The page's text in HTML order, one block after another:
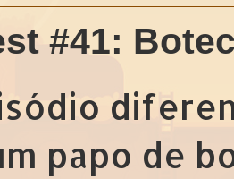
#41:
papo de